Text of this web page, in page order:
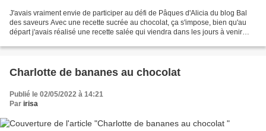
J'avais vraiment envie de participer au défi de Pâques d'Alicia du blog Bal
des saveurs Avec une recette sucrée au chocolat, ça s'impose, bien qu'au
départ j'avais réalisé une recette salée qui viendra dans les jours à venir
Charlotte de bananes au chocolat
Publié le 02/05/2022 à 14:21
Par irisa